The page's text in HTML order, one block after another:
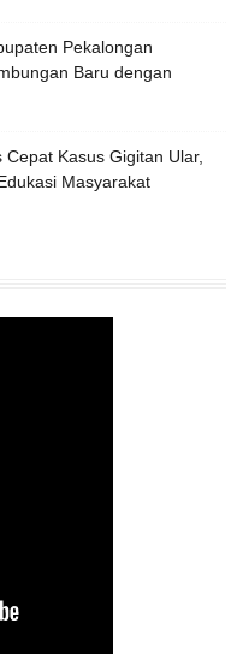
Pekalongan
Baru dengan
Kasus Gigitan Ular,
Masyarakat